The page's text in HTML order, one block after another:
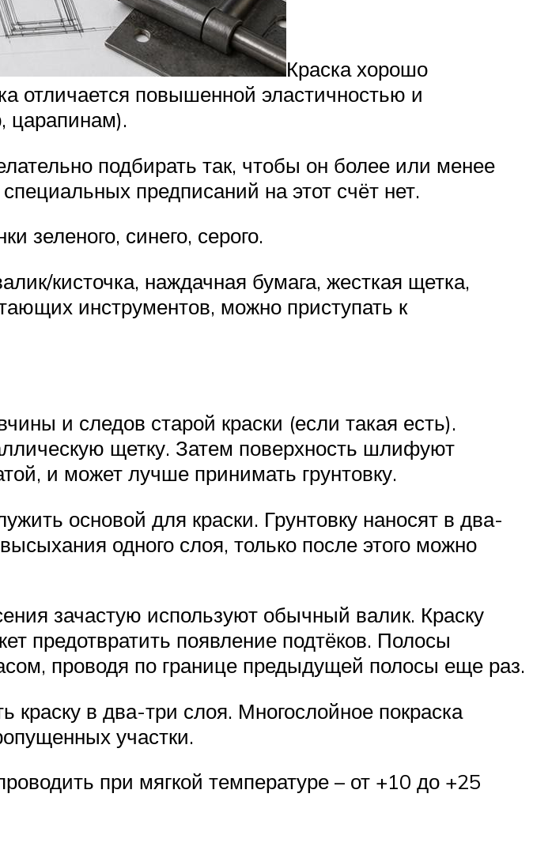
Краска хорошо
отличается повышенной эластичностью и
царапинам).
подбирать так, чтобы он более или менее
предписаний на этот счёт нет.
зеленого, синего, серого.
кисточка, наждачная бумага, жесткая щетка,
инструментов, можно приступать к
и следов старой краски (если такая есть).
щетку. Затем поверхность шлифуют
и может лучше принимать грунтовку.
основой для краски. Грунтовку наносят в два-
одного слоя, только после этого можно
зачастую используют обычный валик. Краску
предотвратить появление подтёков. Полосы
проводя по границе предыдущей полосы еще раз.
в два-три слоя. Многослойное покраска
участки.
при мягкой температуре – от +10 до +25